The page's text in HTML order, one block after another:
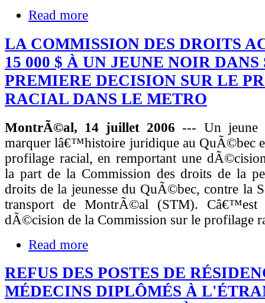
Read more
LA COMMISSION DES DROITS
15 000 $ À UN JEUNE NOIR DANS
PREMIERE DECISION SUR LE
RACIAL DANS LE METRO
MontrÃ©al, 14 juillet 2006 --- Un jeune
marquer lâ€™histoire juridique au QuÃ©bec
profilage racial, en remportant une
la part de la Commission des droits de la
droits de la jeunesse du QuÃ©bec, contre la
transport de MontrÃ©al (STM). Câ€™est
dÃ©cision de la Commission sur le profilage
Read more
REFUS DES POSTES DE
MÉDECINS DIPLÔMÉS À